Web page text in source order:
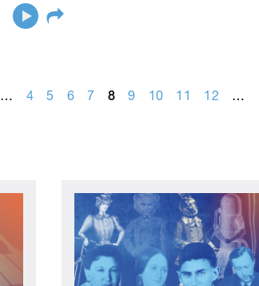
… 4 5 6 7 8 9 10 11 12 …